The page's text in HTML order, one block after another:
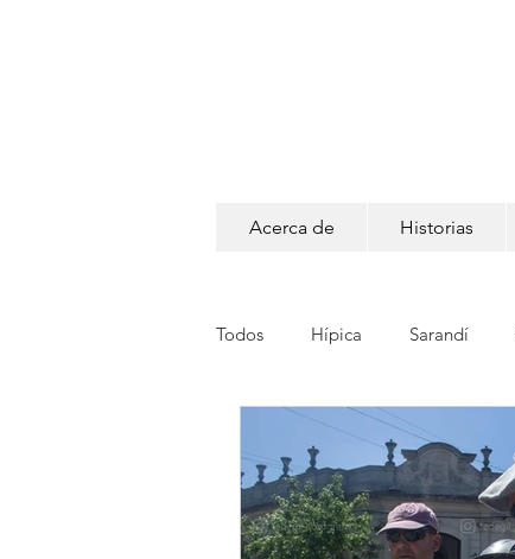
Acerca de Historias
Todos Hípica Sarandí
Retratos